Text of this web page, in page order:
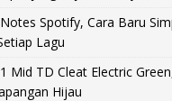
Spotify, Cara Baru
Lagu
Mid TD Cleat Electric
Hijau